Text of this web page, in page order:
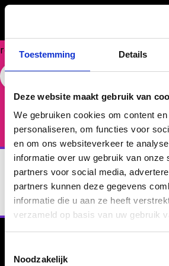
Toestemming Details
Deze website maakt gebruik van
We gebruiken cookies om content
personaliseren, om functies voor
en om ons websiteverkeer te
informatie over uw gebruik van onze
partners voor social media,
partners kunnen deze gegevens
informatie die u aan ze heeft
verzameld op basis van uw gebruik
Noodzakelijk
Voor teams die werken aan
en versnellen.
Could
make
request.